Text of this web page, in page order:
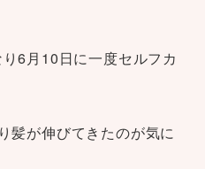
6月10日に一度セルフカ
髪が伸びてきたのが気に